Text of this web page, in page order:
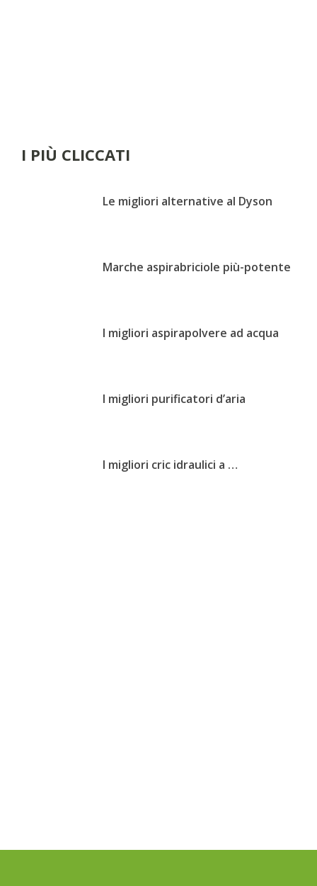
I PIÙ CLICCATI
Le migliori alternative al Dyson
Marche aspirabriciole più-potente
I migliori aspirapolvere ad acqua
I migliori purificatori d’aria
I migliori cric idraulici a …